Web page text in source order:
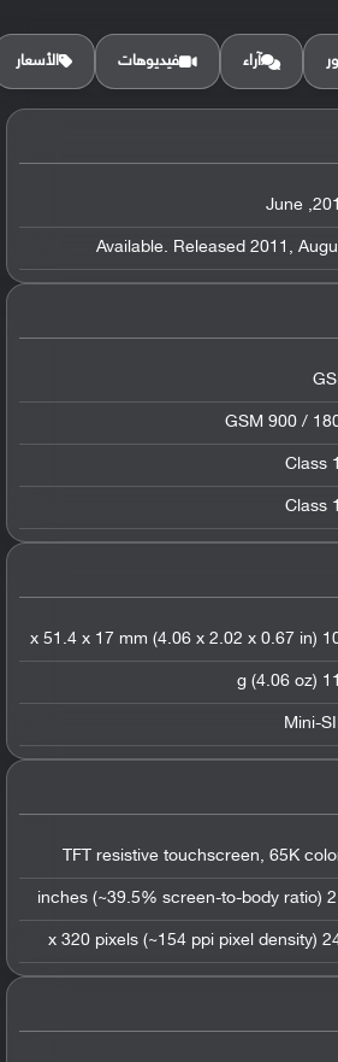
آراء فيديوهات الأسعار
2011,
Available. Released 2011,
GSM 900 /
Class
Class
103 x 51.4 x 17
115 g
Mini-
TFT resistive touchscreen, 65K
2.6 inches
240 x 320 pixels